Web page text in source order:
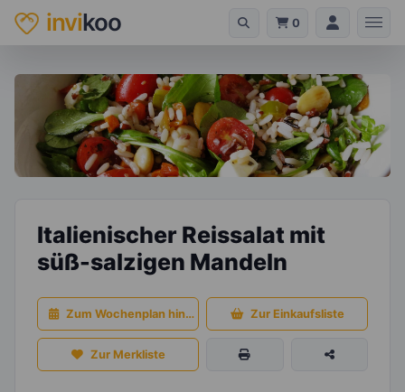
invikoo 0
Italienischer Reissalat mit
süß-salzigen Mandeln
Zum Wochenplan hinzufügen Zur Einkaufsliste
Zur Merkliste